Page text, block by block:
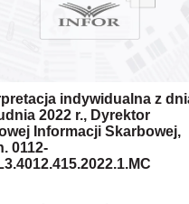
indywidualna z
2022 r., Dyrektor
Informacji Skarbowej,
0112-